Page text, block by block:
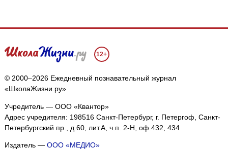
12+
© 2000–2026 Ежедневный познавательный журнал
«ШколаЖизни.ру»
Учредитель — ООО «Квантор»
Адрес учредителя: 198516 Санкт-Петербург, г. Петергоф, Санкт-
Петербургский пр., д.60, лит.А, ч.п. 2-Н, оф.432, 434
Издатель — ООО «МЕДИО»